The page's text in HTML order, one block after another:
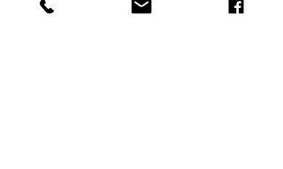
omgaan met informatie op onze website en uw